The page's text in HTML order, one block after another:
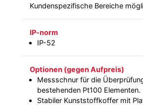
Kundenspezifische Bereiche
IP-norm
IP-52
Optionen (gegen Aufpreis)
Messschnur für die
bestehenden Pt100 Elementen.
Stabiler Kunststoffkoffer mit